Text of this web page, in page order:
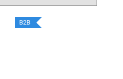
B2B